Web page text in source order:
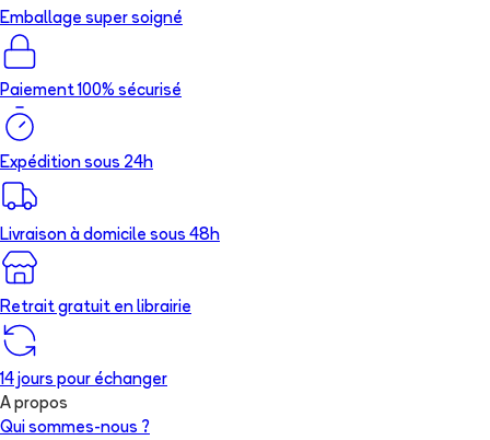
Emballage super soigné
Paiement 100% sécurisé
Expédition sous 24h
Livraison à domicile sous 48h
Retrait gratuit en librairie
14 jours pour échanger
A propos
Qui sommes-nous ?